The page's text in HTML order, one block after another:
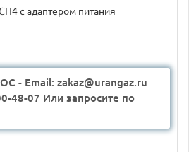
с адаптером питания
- Email: zakaz@urangaz.ru
48-07 Или запросите по